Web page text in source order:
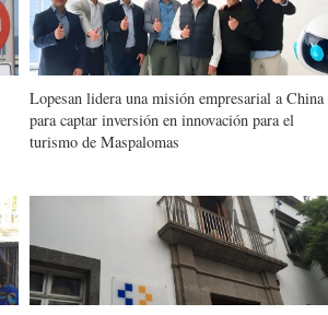
Lopesan lidera una misión empresarial a China
para captar inversión en innovación para el
turismo de Maspalomas